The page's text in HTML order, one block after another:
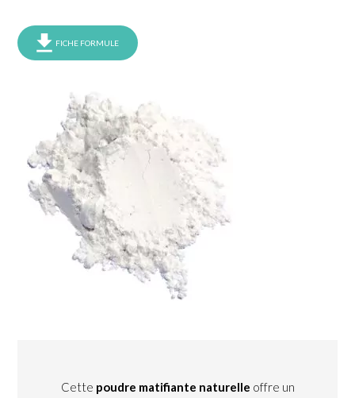
FICHE FORMULE
Cette poudre matifiante naturelle offre un